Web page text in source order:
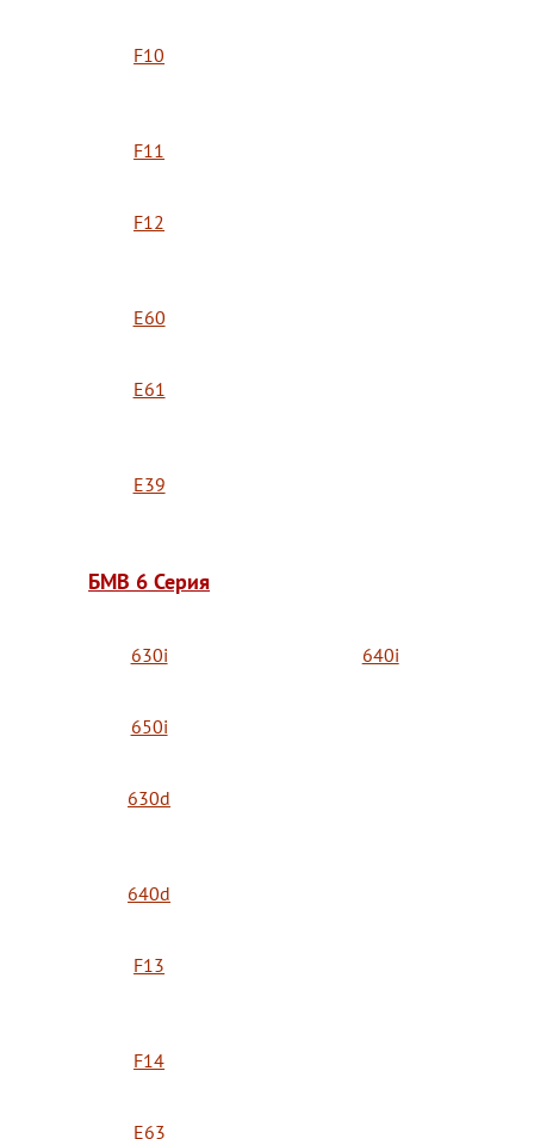
F10
F11
F12
E60
E61
E39
БМВ 6 Серия
630i 640i
650i
630d
640d
F13
F14
E63